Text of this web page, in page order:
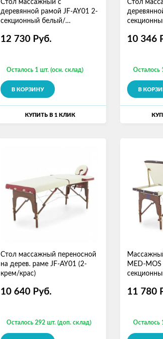
Стол массажный с
деревянной рамой JF-AY01 2-
секционный белый/
12 730 Руб.
Осталось 1 шт. (осн. склад)
В КОРЗИНУ
КУПИТЬ В 1 КЛИК
Стол
10 346
Осталось
В
Стол массажный переносной
на дерев. раме JF-AY01 (2-
крем/крас)
10 640 Руб.
Осталось 292 шт. (доп. склад)
MED-MOS
11 780
Осталось